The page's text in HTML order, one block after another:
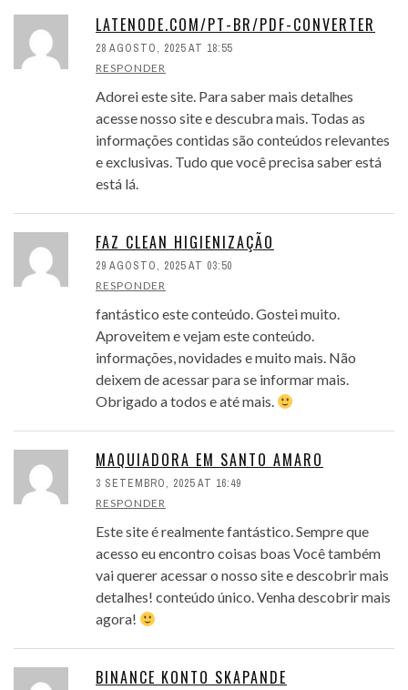
LATENODE.COM/PT-BR/PDF-CONVERTER
28 AGOSTO, 2025 AT 18:55
RESPONDER
Adorei este site. Para saber mais detalhes
acesse nosso site e descubra mais. Todas as
informações contidas são conteúdos relevantes
e exclusivas. Tudo que você precisa saber está
está lá.
FAZ CLEAN HIGIENIZAÇÃO
29 AGOSTO, 2025 AT 03:50
RESPONDER
fantástico este conteúdo. Gostei muito.
Aproveitem e vejam este conteúdo.
informações, novidades e muito mais. Não
deixem de acessar para se informar mais.
Obrigado a todos e até mais.
MAQUIADORA EM SANTO AMARO
3 SETEMBRO, 2025 AT 16:49
RESPONDER
Este site é realmente fantástico. Sempre que
acesso eu encontro coisas boas Você também
vai querer acessar o nosso site e descobrir mais
detalhes! conteúdo único. Venha descobrir mais
agora!
BINANCE KONTO SKAPANDE